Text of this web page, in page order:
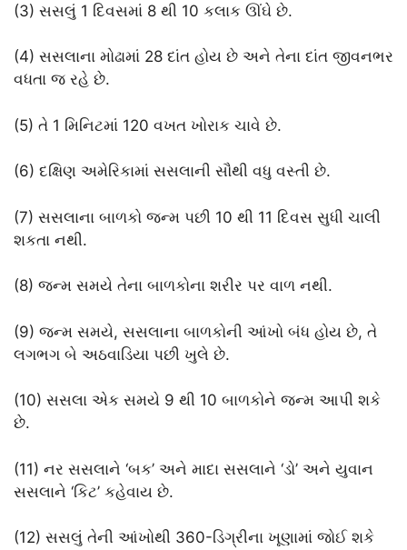
(3) સસલું 1 દિવસમાં 8 થી 10 કલાક ઊંઘે છે.
(4) સસલાના મોઢામાં 28 દાંત હોય છે અને તેના દાંત જીવનભર
વધતા જ રહે છે.
(5) તે 1 મિનિટમાં 120 વખત ખોરાક ચાવે છે.
(6) દક્ષિણ અમેરિકામાં સસલાની સૌથી વધુ વસ્તી છે.
(7) સસલાના બાળકો જન્મ પછી 10 થી 11 દિવસ સુધી ચાલી
શકતા નથી.
(8) જન્મ સમયે તેના બાળકોના શરીર પર વાળ નથી.
(9) જન્મ સમયે, સસલાના બાળકોની આંખો બંધ હોય છે, તે
લગભગ બે અઠવાડિયા પછી ખુલે છે.
(10) સસલા એક સમયે 9 થી 10 બાળકોને જન્મ આપી શકે
છે.
(11) નર સસલાને ‘બક’ અને માદા સસલાને ‘ડો’ અને યુવાન
સસલાને ‘કિટ’ કહેવાય છે.
(12) સસલું તેની આંખોથી 360-ડિગ્રીના ખૂણામાં જોઈ શકે